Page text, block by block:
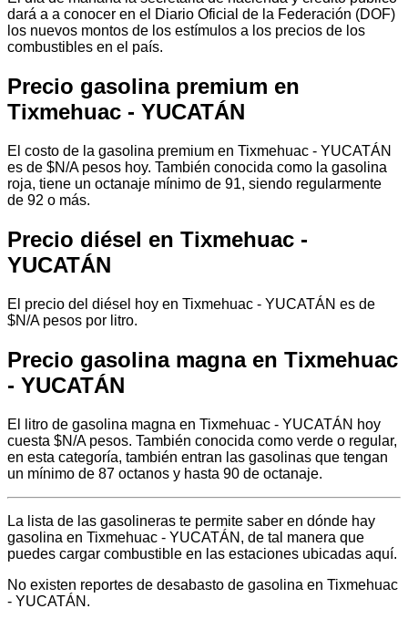
dará a a conocer en el Diario Oficial de la Federación (DOF)
los nuevos montos de los estímulos a los precios de los
combustibles en el país.
Precio gasolina premium en
Tixmehuac - YUCATÁN
El costo de la gasolina premium en Tixmehuac - YUCATÁN
es de $N/A pesos hoy. También conocida como la gasolina
roja, tiene un octanaje mínimo de 91, siendo regularmente
de 92 o más.
Precio diésel en Tixmehuac -
YUCATÁN
El precio del diésel hoy en Tixmehuac - YUCATÁN es de
$N/A pesos por litro.
Precio gasolina magna en Tixmehuac
- YUCATÁN
El litro de gasolina magna en Tixmehuac - YUCATÁN hoy
cuesta $N/A pesos. También conocida como verde o regular,
en esta categoría, también entran las gasolinas que tengan
un mínimo de 87 octanos y hasta 90 de octanaje.
La lista de las gasolineras te permite saber en dónde hay
gasolina en Tixmehuac - YUCATÁN, de tal manera que
puedes cargar combustible en las estaciones ubicadas aquí.
No existen reportes de desabasto de gasolina en Tixmehuac
- YUCATÁN.